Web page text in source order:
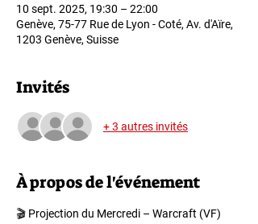
10 sept. 2025, 19:30 – 22:00
Genève, 75-77 Rue de Lyon - Coté, Av. d'Aïre,
1203 Genève, Suisse
Invités
+ 3 autres invités
À propos de l'événement
🎬 Projection du Mercredi – Warcraft (VF)